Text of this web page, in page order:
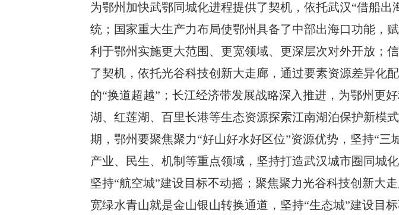
为鄂州 加快武鄂同城化进程提供了契机，依托武汉“借船出
统；国家重大生产力布局使鄂州具备了中部出海口功能，
利于鄂州实施更大范围、更宽领域、更深层次对外开放；
了契机，依托光谷科技创新大走廊，通过要素资源差异化
的“换道超越” ；长江经济带发展战略深入推进，为鄂州 更
湖、红莲湖、百里长港等生态资源探索江南湖泊保护新模
期， 鄂州要聚焦聚力“好山好水好区位”资源优势，坚持“三
产业、民生、机制等重点领域，坚持打造武汉城市圈同城
坚持“航空城”建设目标不动摇；聚焦聚力光谷科技创新大
宽绿水青山就是金山银山转换通道，坚持“生态城”建设目标